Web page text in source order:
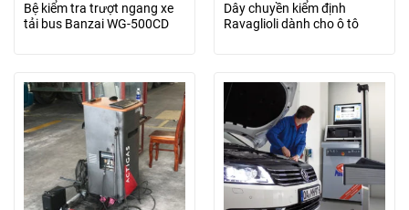
Bệ kiểm tra trượt ngang xe
tải bus Banzai WG-500CD
Dây chuyền kiểm định
Ravaglioli dành cho ô tô